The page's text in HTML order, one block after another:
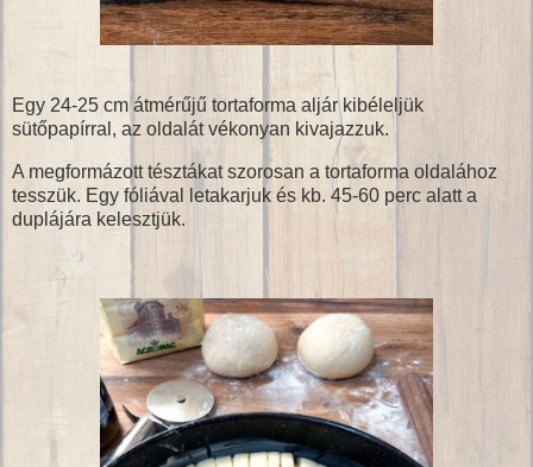
Egy 24-25 cm átmérűjű tortaforma aljár kibéleljük
sütőpapírral, az oldalát vékonyan kivajazzuk.
A megformázott tésztákat szorosan a tortaforma oldalához
tesszük. Egy fóliával letakarjuk és kb. 45-60 perc alatt a
duplájára kelesztjük.